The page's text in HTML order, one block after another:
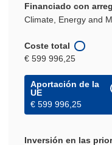
Financiado con
Climate, Energy and
Coste total
€ 599 996,25
Aportación de la
UE
€ 599 996,25
Inversión en las